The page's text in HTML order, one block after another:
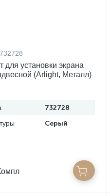
732728
для установки экрана
(Arlight, Металл)
732728
Серый